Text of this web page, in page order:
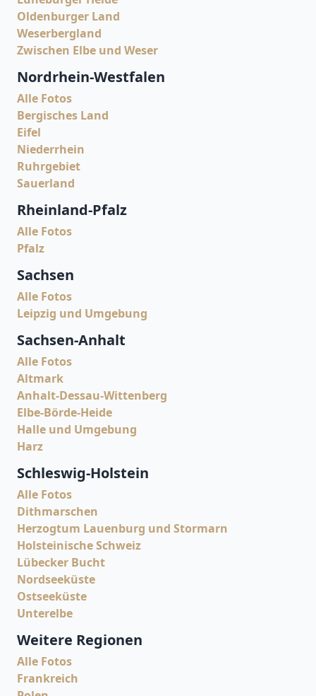
Oldenburger Land
Weserbergland
Zwischen Elbe und Weser
Nordrhein-Westfalen
Alle Fotos
Bergisches Land
Eifel
Niederrhein
Ruhrgebiet
Sauerland
Rheinland-Pfalz
Alle Fotos
Pfalz
Sachsen
Alle Fotos
Leipzig und Umgebung
Sachsen-Anhalt
Alle Fotos
Altmark
Anhalt-Dessau-Wittenberg
Elbe-Börde-Heide
Halle und Umgebung
Harz
Schleswig-Holstein
Alle Fotos
Dithmarschen
Herzogtum Lauenburg und Stormarn
Holsteinische Schweiz
Lübecker Bucht
Nordseeküste
Ostseeküste
Unterelbe
Weitere Regionen
Alle Fotos
Frankreich